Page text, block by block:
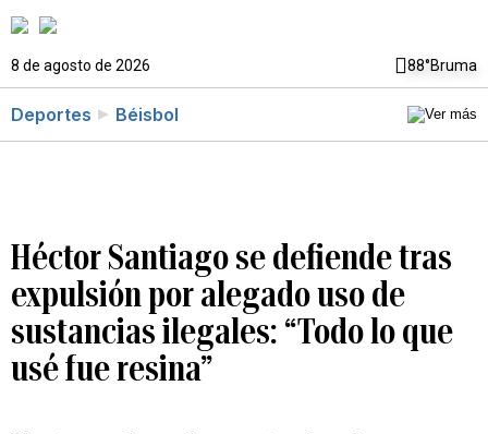
8 de agosto de 2026 88°Bruma
Deportes Béisbol
Héctor Santiago se defiende tras
expulsión por alegado uso de
sustancias ilegales: “Todo lo que
usé fue resina”